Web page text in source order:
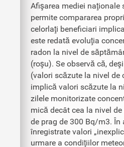
Afişarea mediei naţionale
permite compararea
celorlaţi beneficiari
este redată evoluţia
radon la nivel de
(roşu). Se observă că,
(valori scăzute la nivel de
implică valori scăzute la
zilele monitorizate
mică decât cea la nivel
de prag de 300 Bq/m3.
înregistrate valori
urmare a condiţiilor